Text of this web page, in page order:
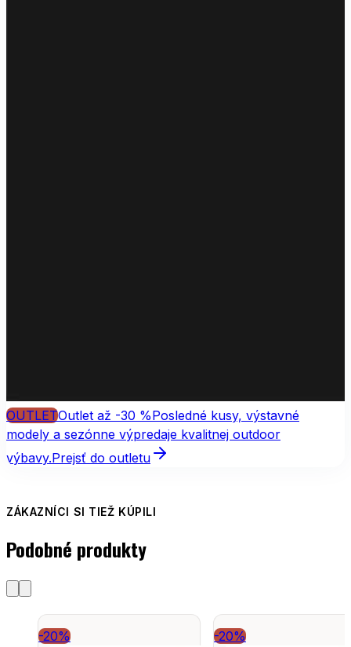
OUTLETOutlet až -30 %Posledné kusy, výstavné
modely a sezónne výpredaje kvalitnej outdoor
výbavy.Prejsť do outletu
ZÁKAZNÍCI SI TIEŽ KÚPILI
Podobné produkty
-20% -20%